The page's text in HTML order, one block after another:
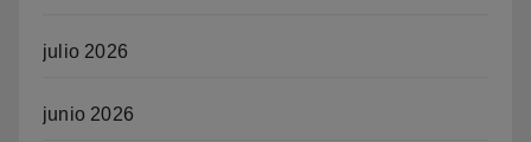
julio 2026
junio 2026